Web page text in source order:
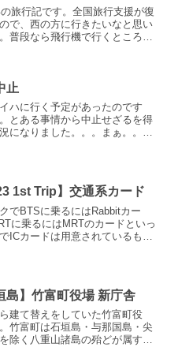
旅行記です。全国旅行支援が復
で、西の方に行きたいなと思い
普段なら飛行機で行くところで
JRチケットの...
止
ハに行く予定があったのです
とある事情から中止せざるを得
になりました。。。まぁ。。。
。違うけど。。。とり...
1st Trip】交通系カード
でBTSに乗るにはRabbitカー
に乗るにはMRTのカードといっ
ICカードは用意されているもの
、その...
島】竹富町役場 新庁舎
建て替えをしていた竹富町役
竹富町は石垣島・与那国島・尖
除く八重山諸島の殆どが属する